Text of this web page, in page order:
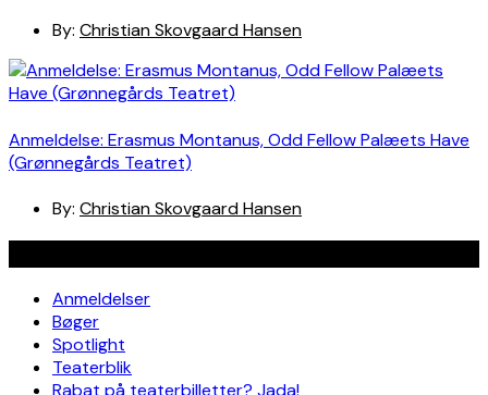
By: Christian Skovgaard Hansen
Anmeldelse: Erasmus Montanus, Odd Fellow Palæets Have
(Grønnegårds Teatret)
By: Christian Skovgaard Hansen
Anmeldelser
Bøger
Spotlight
Teaterblik
Rabat på teaterbilletter? Jada!